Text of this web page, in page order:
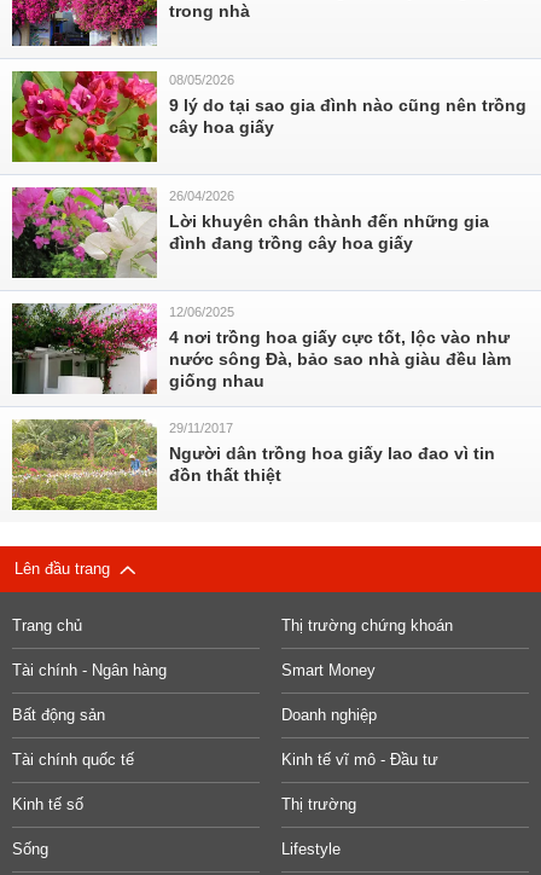
trong nhà
08/05/2026
9 lý do tại sao gia đình nào cũng nên trồng
cây hoa giấy
26/04/2026
Lời khuyên chân thành đến những gia
đình đang trồng cây hoa giấy
12/06/2025
4 nơi trồng hoa giấy cực tốt, lộc vào như
nước sông Đà, bảo sao nhà giàu đều làm
giống nhau
29/11/2017
Người dân trồng hoa giấy lao đao vì tin
đồn thất thiệt
Lên đầu trang
Trang chủ Thị trường chứng khoán
Tài chính - Ngân hàng Smart Money
Bất động sản Doanh nghiệp
Tài chính quốc tế Kinh tế vĩ mô - Đầu tư
Kinh tế số Thị trường
Sống Lifestyle